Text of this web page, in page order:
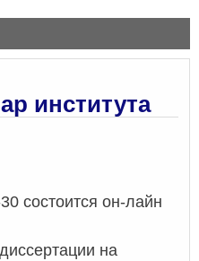
института
состоится он-лайн
на